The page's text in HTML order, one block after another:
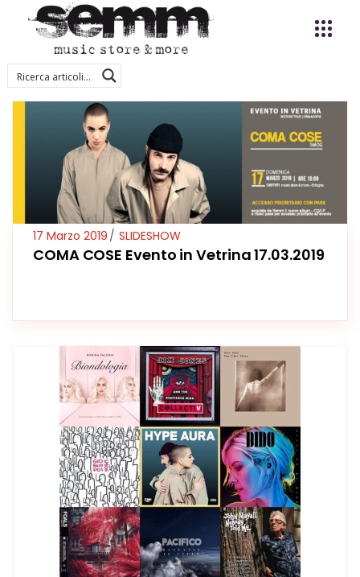
17 Marzo 2019 SLIDESHOW
COMA COSE Evento in Vetrina 17.03.2019